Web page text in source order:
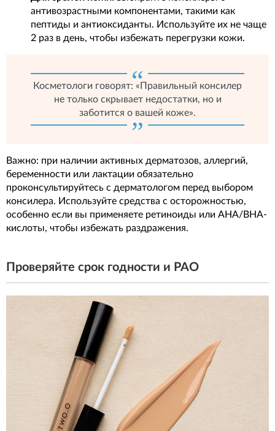
антивозрастными компонентами, такими как
пептиды и антиоксиданты. Используйте их не чаще
2 раз в день, чтобы избежать перегрузки кожи.
Косметологи говорят: «Правильный консилер
не только скрывает недостатки, но и
заботится о вашей коже».
Важно: при наличии активных дерматозов, аллергий,
беременности или лактации обязательно
проконсультируйтесь с дерматологом перед выбором
консилера. Используйте средства с осторожностью,
особенно если вы применяете ретиноиды или AHA/BHA-
кислоты, чтобы избежать раздражения.
Проверяйте срок годности и PAO